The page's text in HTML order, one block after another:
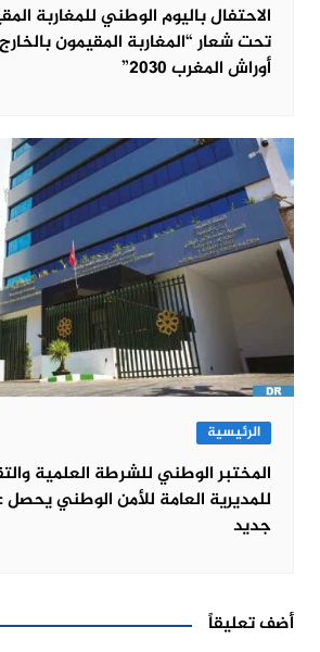
الاحتفال باليوم الوطني للمغاربة
تحت شعار “المغاربة المقيمون
أوراش المغرب 2030”
الرئيسية
المختبر الوطني للشرطة العلمية
للمديرية العامة للأمن الوطني يحصل
جديد
أضف تعليقاً